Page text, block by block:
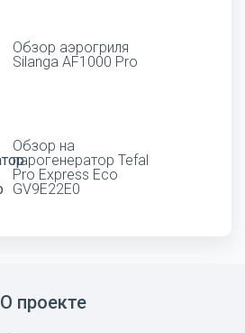
Обзор аэрогриля
Silanga AF1000 Pro
Обзор на
парогенератор Tefal
Pro Express Eco
GV9E22E0
О проекте